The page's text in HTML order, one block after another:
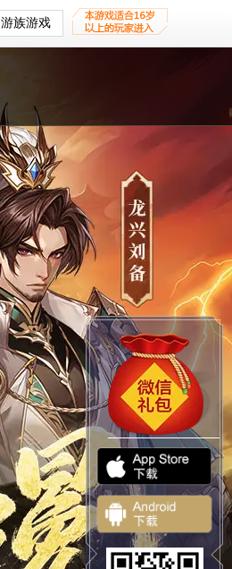
游族游戏